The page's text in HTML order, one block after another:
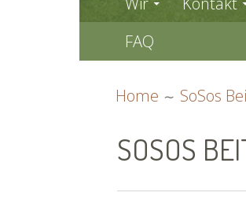
MENUFAQ
Home SoSos
SOSOS